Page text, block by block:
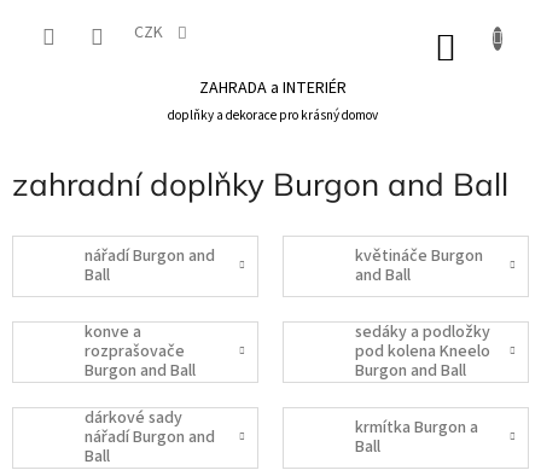
CZK
ZAHRADA a INTERIÉR
doplňky a dekorace pro krásný domov
zahradní doplňky Burgon and Ball
nářadí Burgon and
Ball
květináče Burgon
and Ball
konve a
rozprašovače
Burgon and Ball
sedáky a podložky
pod kolena Kneelo
Burgon and Ball
dárkové sady
nářadí Burgon and
Ball
krmítka Burgon a
Ball